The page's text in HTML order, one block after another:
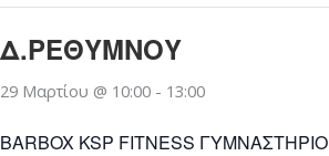
Δ.ΡΕΘΥΜΝΟΥ
29 Μαρτίου @ 10:00 - 13:00
BARBOX KSP FITNESS ΓΥΜΝΑΣΤΗΡΙΟ